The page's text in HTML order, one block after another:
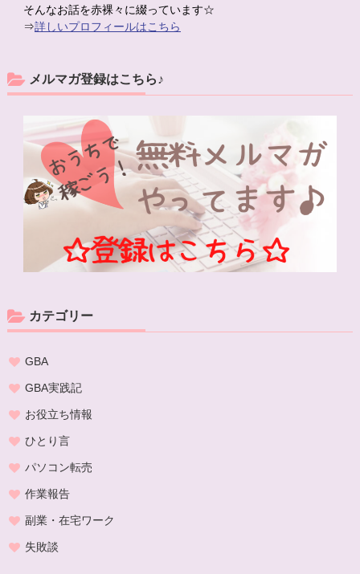
そんなお話を赤裸々に綴っています☆
⇒詳しいプロフィールはこちら
メルマガ登録はこちら♪
カテゴリー
GBA
GBA実践記
お役立ち情報
ひとり言
パソコン転売
作業報告
副業・在宅ワーク
失敗談